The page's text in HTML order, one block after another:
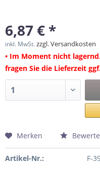
6,87 € *
inkl. MwSt.zzgl. Versandkosten
• Im Moment nicht
fragen Sie die Lieferzeit
Merken
Artikel-Nr.: F-